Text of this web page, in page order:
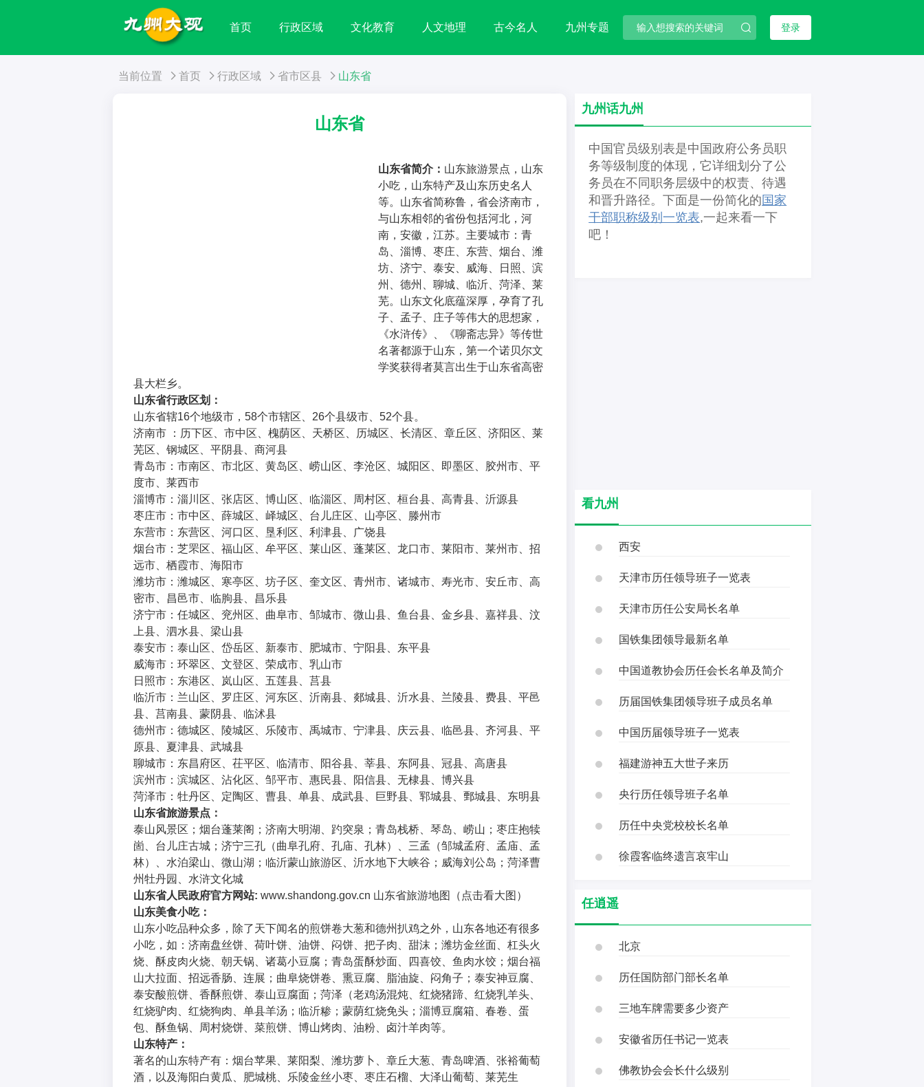
首页 行政区域 文化教育 人文地理 古今名人 九州专题 登录
当前位置 首页 行政区域 省市区县 山东省
山东省
山东省简介： 山东旅游景点，山东
小吃，山东特产及山东历史名人
等。山东省简称鲁，省会济南市，
与山东相邻的省份包括河北，河
南，安徽，江苏。主要城市：青
岛、淄博、枣庄、东营、烟台、潍
坊、济宁、泰安、威海、日照、滨
州、德州、聊城、临沂、菏泽、莱
芜。山东文化底蕴深厚，孕育了孔
子、孟子、庄子等伟大的思想家，
《水浒传》、《聊斋志异》等传世
名著都源于山东，第一个诺贝尔文
学奖获得者莫言出生于山东省高密
县大栏乡。
山东省行政区划：
山东省辖16个地级市，58个市辖区、26个县级市、52个县。
济南市 ：历下区、市中区、槐荫区、天桥区、历城区、长清区、章丘区、济阳区、莱
芜区、钢城区、平阴县、商河县
青岛市：市南区、市北区、黄岛区、崂山区、李沧区、城阳区、即墨区、胶州市、平
度市、莱西市
淄博市：淄川区、张店区、博山区、临淄区、周村区、桓台县、高青县、沂源县
枣庄市：市中区、薛城区、峄城区、台儿庄区、山亭区、滕州市
东营市：东营区、河口区、垦利区、利津县、广饶县
烟台市：芝罘区、福山区、牟平区、莱山区、蓬莱区、龙口市、莱阳市、莱州市、招
远市、栖霞市、海阳市
潍坊市：潍城区、寒亭区、坊子区、奎文区、青州市、诸城市、寿光市、安丘市、高
密市、昌邑市、临朐县、昌乐县
济宁市：任城区、兖州区、曲阜市、邹城市、微山县、鱼台县、金乡县、嘉祥县、汶
上县、泗水县、梁山县
泰安市：泰山区、岱岳区、新泰市、肥城市、宁阳县、东平县
威海市：环翠区、文登区、荣成市、乳山市
日照市：东港区、岚山区、五莲县、莒县
临沂市：兰山区、罗庄区、河东区、沂南县、郯城县、沂水县、兰陵县、费县、平邑
县、莒南县、蒙阴县、临沭县
德州市：德城区、陵城区、乐陵市、禹城市、宁津县、庆云县、临邑县、齐河县、平
原县、夏津县、武城县
聊城市：东昌府区、茌平区、临清市、阳谷县、莘县、东阿县、冠县、高唐县
滨州市：滨城区、沾化区、邹平市、惠民县、阳信县、无棣县、博兴县
菏泽市：牡丹区、定陶区、曹县、单县、成武县、巨野县、郓城县、鄄城县、东明县
山东省旅游景点：
泰山风景区；烟台蓬莱阁；济南大明湖、趵突泉；青岛栈桥、琴岛、崂山；枣庄抱犊
崮、台儿庄古城；济宁三孔（曲阜孔府、孔庙、孔林）、三孟（邹城孟府、孟庙、孟
林）、水泊梁山、微山湖；临沂蒙山旅游区、沂水地下大峡谷；威海刘公岛；菏泽曹
州牡丹园、水浒文化城
山东省人民政府官方网站:www.shandong.gov.cn 山东省旅游地图（点击看大图）
山东美食小吃：
山东小吃品种众多，除了天下闻名的煎饼卷大葱和德州扒鸡之外，山东各地还有很多
小吃，如：济南盘丝饼、荷叶饼、油饼、闷饼、把子肉、甜沫；潍坊金丝面、杠头火
烧、酥皮肉火烧、朝天锅、诸葛小豆腐；青岛蛋酥炒面、四喜饺、鱼肉水饺；烟台福
山大拉面、招远香肠、连展；曲阜烧饼卷、熏豆腐、脂油旋、闷角子；泰安神豆腐、
泰安酸煎饼、香酥煎饼、泰山豆腐面；菏泽（老鸡汤混炖、红烧猪蹄、红烧乳羊头、
红烧驴肉、红烧狗肉、单县羊汤；临沂糁；蒙荫红烧免头；淄博豆腐箱、春卷、蛋
包、酥鱼锅、周村烧饼、菜煎饼、博山烤肉、油粉、卤汁羊肉等。
山东特产：
著名的山东特产有：烟台苹果、莱阳梨、潍坊萝卜、章丘大葱、青岛啤酒、张裕葡萄
酒，以及海阳白黄瓜、肥城桃、乐陵金丝小枣、枣庄石榴、大泽山葡萄、莱芜生
九州话九州
中国官员级别表是中国政府公务员职
务等级制度的体现，它详细划分了公
务员在不同职务层级中的权责、待遇
和晋升路径。下面是一份简化的 国家
干部职称级别一览表,一起来看一下
吧！
看九州
西安
天津市历任领导班子一览表
天津市历任公安局长名单
国铁集团领导最新名单
中国道教协会历任会长名单及简介
历届国铁集团领导班子成员名单
中国历届领导班子一览表
福建游神五大世子来历
央行历任领导班子名单
历任中央党校校长名单
徐霞客临终遗言哀牢山
任逍遥
北京
历任国防部门部长名单
三地车牌需要多少资产
安徽省历任书记一览表
佛教协会会长什么级别